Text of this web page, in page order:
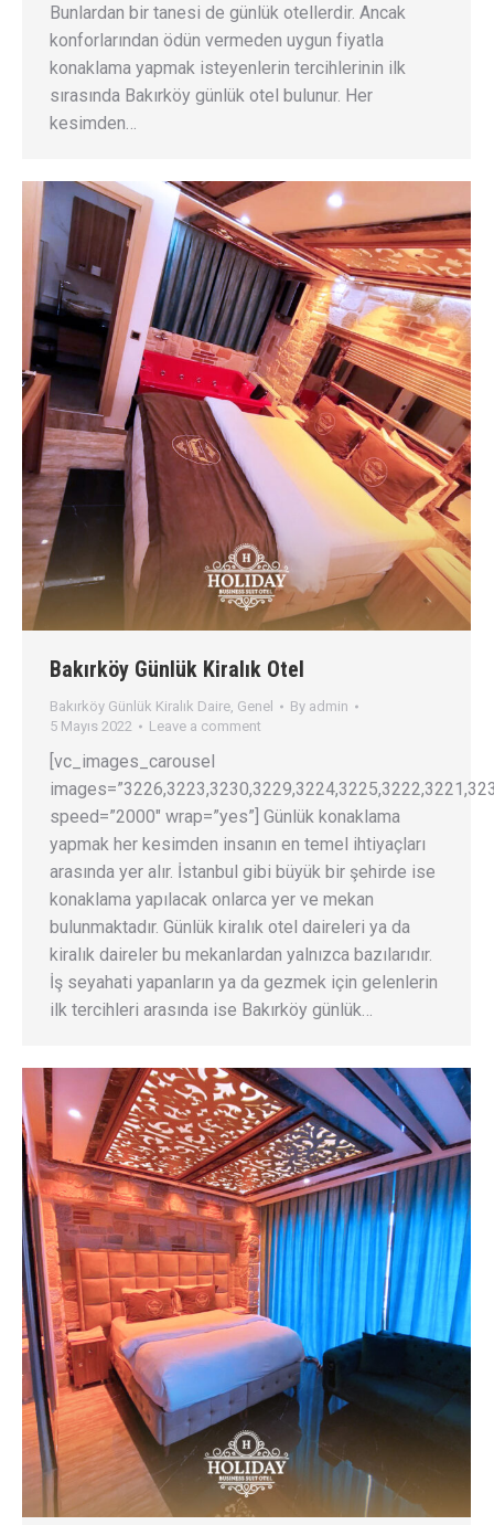
Bunlardan bir tanesi de günlük otellerdir. Ancak
konforlarından ödün vermeden uygun fiyatla
konaklama yapmak isteyenlerin tercihlerinin ilk
sırasında Bakırköy günlük otel bulunur. Her
kesimden…
Bakırköy Günlük Kiralık Otel
Bakırköy Günlük Kiralık Daire, Genel By admin
5 Mayıs 2022
Leave a comment
[vc_images_carousel
speed=”2000″ wrap=”yes”] Günlük konaklama
yapmak her kesimden insanın en temel ihtiyaçları
arasında yer alır. İstanbul gibi büyük bir şehirde ise
konaklama yapılacak onlarca yer ve mekan
bulunmaktadır. Günlük kiralık otel daireleri ya da
kiralık daireler bu mekanlardan yalnızca bazılarıdır.
İş seyahati yapanların ya da gezmek için gelenlerin
ilk tercihleri arasında ise Bakırköy günlük…